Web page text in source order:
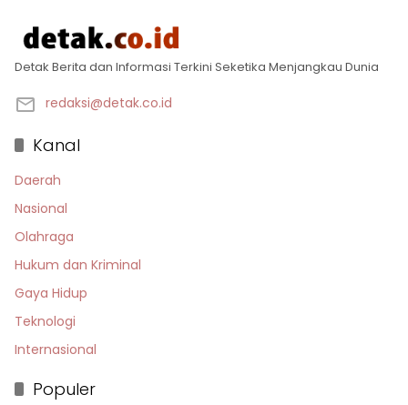
Detak Berita dan Informasi Terkini Seketika Menjangkau Dunia
redaksi@detak.co.id
Kanal
Daerah
Nasional
Olahraga
Hukum dan Kriminal
Gaya Hidup
Teknologi
Internasional
Populer